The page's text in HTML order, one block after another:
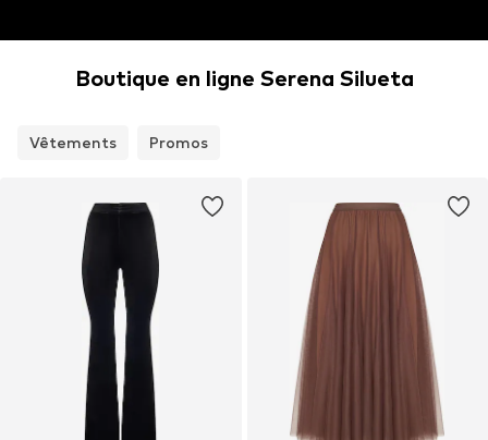
Boutique en ligne Serena Silueta
Vêtements Promos